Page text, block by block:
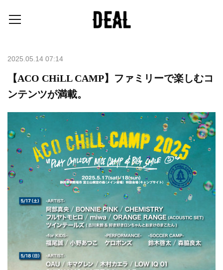
2025.05.14 07:14
【ACO CHiLL CAMP】ファミリーで楽しむコ
ンテンツが満載。